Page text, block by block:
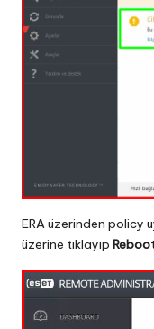
ERA üzerinden policy
üzerine tıklayıp